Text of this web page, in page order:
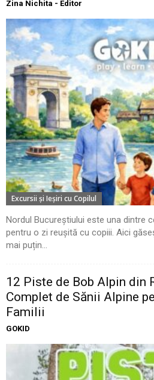
Zina Nichita - Editor
Excursii şi Ieşiri cu Copilul
Nordul Bucureștiului este una dintre
pentru o zi reușită cu copiii. Aici
mai puțin...
12 Piste de Bob Alpin din
Complet de Sănii Alpine
Familii
GOKID